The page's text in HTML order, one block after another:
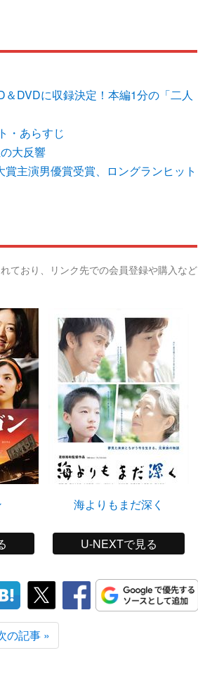
＆DVDに収録決定！本編1分の「二人
・あらすじ
大反響
主演男優賞受賞、ロングランヒット
ており、リンク先での会員登録や購入など
海よりもまだ深く
U-NEXTで見る
の記事 »